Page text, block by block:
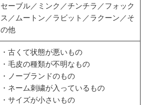
セーブル／ミンク／チンチラ／フォック
ス／ムートン／ラビット／ラクーン／そ
の他
・古くて状態が悪いもの
・毛皮の種類が不明なもの
・ノーブランドのもの
・ネーム刺繍が入っているもの
・サイズが小さいもの